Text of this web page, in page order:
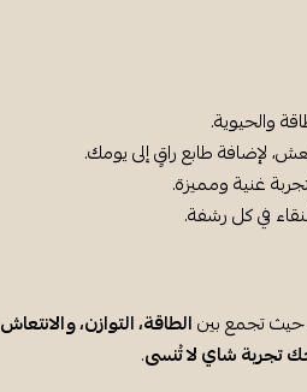
والحيوية.
لإضافة طابع راقٍ إلى يومك.
غنية ومميزة.
في كل رشفة.
حيث تجمع بينالطاقة، التوازن، والانتعاش
تجربة شاي لا تُنسى.